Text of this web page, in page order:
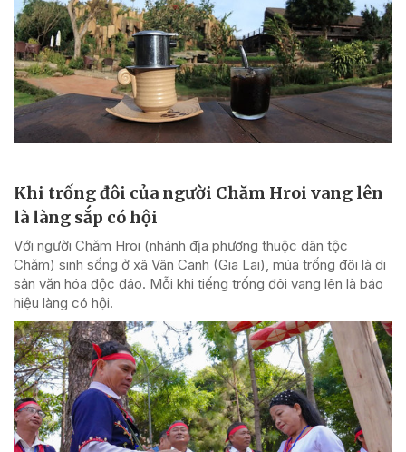
Khi trống đôi của người Chăm Hroi vang lên
là làng sắp có hội
Với người Chăm Hroi (nhánh địa phương thuộc dân tộc
Chăm) sinh sống ở xã Vân Canh (Gia Lai), múa trống đôi là di
sản văn hóa độc đáo. Mỗi khi tiếng trống đôi vang lên là báo
hiệu làng có hội.